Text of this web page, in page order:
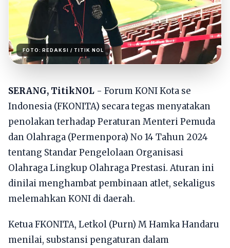
FOTO:REDAKSI / TITIK NOL
SERANG, TitikNOL - Forum KONI Kota se
Indonesia (FKONITA) secara tegas menyatakan
penolakan terhadap Peraturan Menteri Pemuda
dan Olahraga (Permenpora) No 14 Tahun 2024
tentang Standar Pengelolaan Organisasi
Olahraga Lingkup Olahraga Prestasi. Aturan ini
dinilai menghambat pembinaan atlet, sekaligus
melemahkan KONI di daerah.
Ketua FKONITA, Letkol (Purn) M Hamka Handaru
menilai, substansi pengaturan dalam